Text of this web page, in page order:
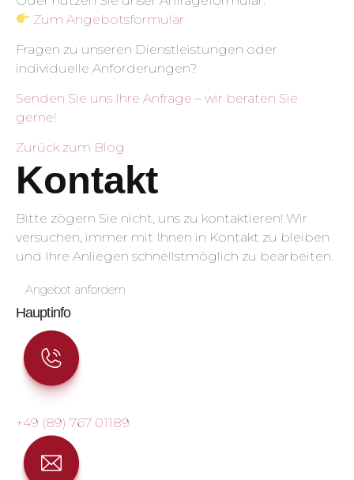
Zum Angebotsformular
Fragen zu unseren Dienstleistungen oder
individuelle Anforderungen?
Senden Sie uns Ihre Anfrage – wir beraten Sie
gerne!
Zurück zum Blog
Kontakt
Bitte zögern Sie nicht, uns zu kontaktieren! Wir
versuchen, immer mit Ihnen in Kontakt zu bleiben
und Ihre Anliegen schnellstmöglich zu bearbeiten.
Angebot anfordern
Hauptinfo
+49 (89) 767 01189